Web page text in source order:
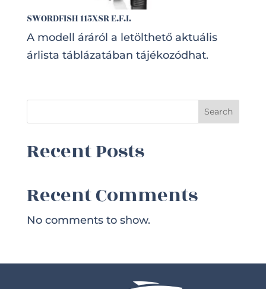
SWORDFISH 115XSR E.F.I.
A modell áráról a letölthető aktuális
árlista táblázatában tájékozódhat.
Search
Recent Posts
Recent Comments
No comments to show.